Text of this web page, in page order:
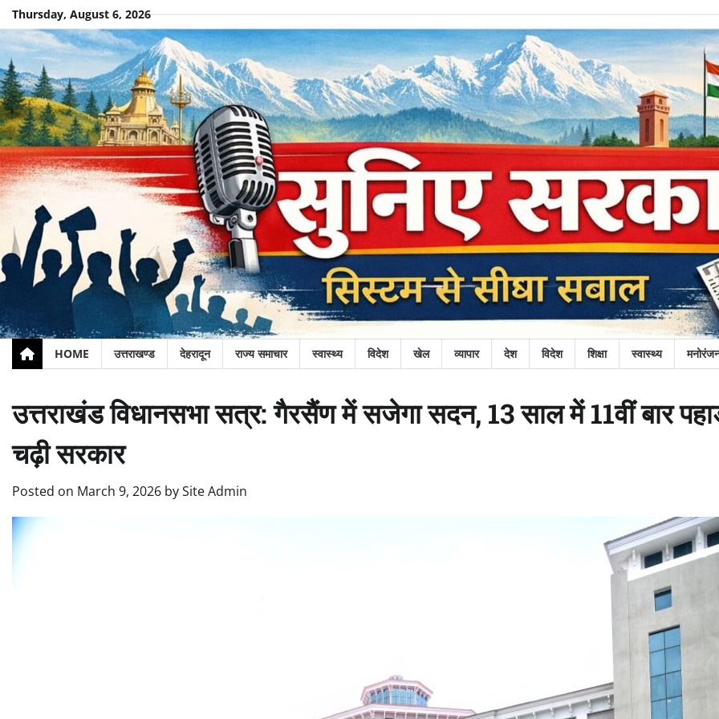
Skip
to
content
Thursday, August 6, 2026
HOME उत्तराखण्ड देहरादून राज्य समाचार स्वास्थ्य विदेश खेल व्यापार देश विदेश शिक्षा स्वास्थ्य
उत्तराखंड विधानसभा सत्र: गैरसैंण में सजेगा सदन, 13 साल में 11वीं बार
चढ़ी सरकार
Posted on March 9, 2026 bySite Admin